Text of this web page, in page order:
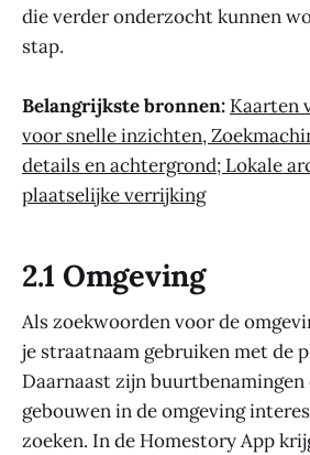
die verder onderzocht kunnen
stap.
Belangrijkste bronnen: Kaarten
voor snelle inzichten,
details en achtergrond; Lokale
plaatselijke verrijking
2.1 Omgeving
Als zoekwoorden voor de
je straatnaam gebruiken met de
Daarnaast zijn
gebouwen in de omgeving
zoeken. In de Homestory App